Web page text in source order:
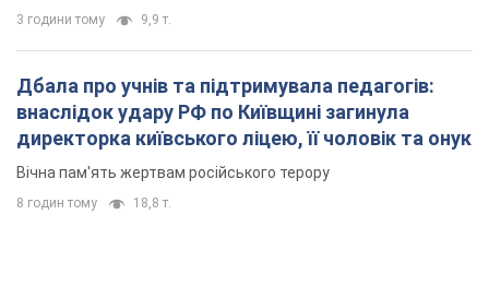
3 години тому 9,9 т.
Дбала про учнів та підтримувала педагогів:
внаслідок удару РФ по Київщині загинула
директорка київського ліцею, її чоловік та онук
Вічна пам'ять жертвам російського терору
8 годин тому 18,8 т.